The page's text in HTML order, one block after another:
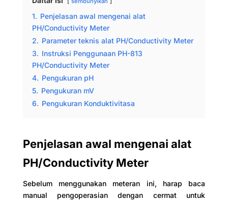
1. Penjelasan awal mengenai alat
PH/Conductivity Meter
2. Parameter teknis alat PH/Conductivity Meter
3. Instruksi Penggunaan PH-813
PH/Conductivity Meter
4. Pengukuran pH
5. Pengukuran mV
6. Pengukuran Konduktivitasa
Penjelasan awal mengenai alat
PH/Conductivity Meter
Sebelum menggunakan meteran ini, harap baca
manual pengoperasian dengan cermat untuk